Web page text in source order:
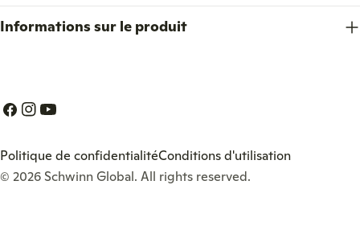
Informations sur le produit
Facebook
Instagram
YouTube
© 2026 Schwinn Global. All rights reserved.
Politique de confidentialitéConditions d'utilisation